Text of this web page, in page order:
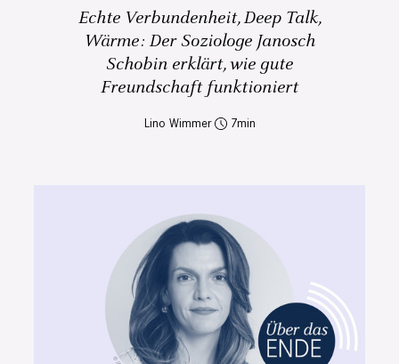
Echte Verbundenheit, Deep Talk,
Wärme: Der Soziologe Janosch
Schobin erklärt, wie gute
Freundschaft funktioniert
Lino Wimmer 7